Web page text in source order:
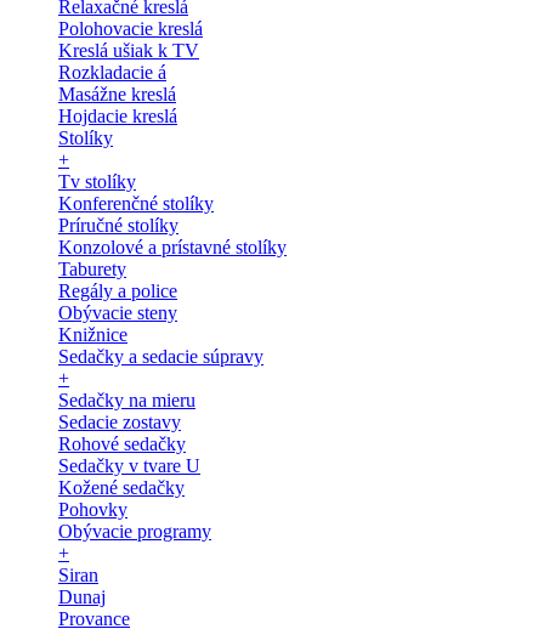
Relaxačné kreslá
Polohovacie kreslá
Kreslá ušiak k TV
Rozkladacie á
Masážne kreslá
Hojdacie kreslá
Stolíky
+
Tv stolíky
Konferenčné stolíky
Príručné stolíky
Konzolové a prístavné stolíky
Taburety
Regály a police
Obývacie steny
Knižnice
Sedačky a sedacie súpravy
+
Sedačky na mieru
Sedacie zostavy
Rohové sedačky
Sedačky v tvare U
Kožené sedačky
Pohovky
Obývacie programy
+
Siran
Dunaj
Provance